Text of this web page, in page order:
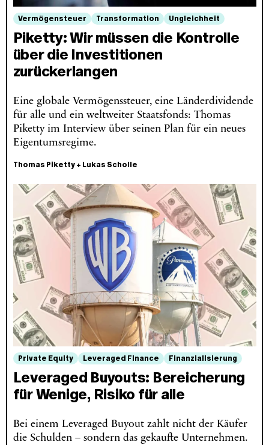
Vermögensteuer Transformation Ungleichheit
Piketty: Wir müssen die Kontrolle
über die Investitionen
zurückerlangen
Eine globale Vermögenssteuer, eine Länderdividende
für alle und ein weltweiter Staatsfonds: Thomas
Piketty im Interview über seinen Plan für ein neues
Eigentumsregime.
Thomas Piketty+ Lukas Scholle
Private Equity Leveraged Finance Finanzialisierung
Leveraged Buyouts: Bereicherung
für Wenige, Risiko für alle
Bei einem Leveraged Buyout zahlt nicht der Käufer
die Schulden – sondern das gekaufte Unternehmen.